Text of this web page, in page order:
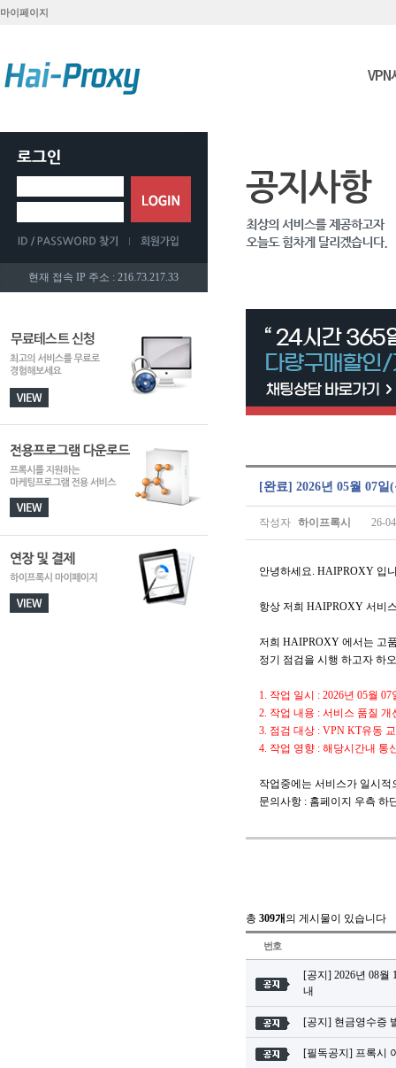
마이페이지
VPN
현재 접속 IP 주소 : 216.73.217.33
[완료] 2026년 05월 07
작성자 하이프록시 26-
안녕하세요. HAIPROXY 입
항상 저희 HAIPROXY 서비
저희 HAIPROXY 에서는 고
정기 점검을 시행 하고자 하
1. 작업 일시 : 2026년 05월
2. 작업 내용 : 서비스 품질
3. 점검 대상 : VPN KT유동
4. 작업 영향 : 해당시간내 통
작업중에는 서비스가 일시
문의사항 : 홈페이지 우측 하
총 309개 의 게시물이 있습니다
번호
[공지] 2026년 08월
내
[공지] 현금영수증
[필독공지] 프록시